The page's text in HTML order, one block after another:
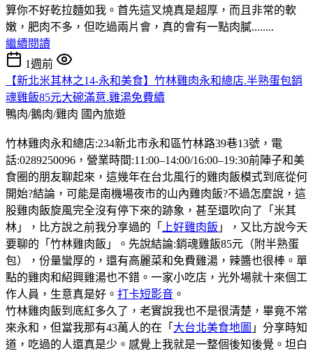
算你不好乾拉麵如我。首先這叉燒真是超厚，而且非常的軟
嫩，肥肉不多，但吃過兩片會，真的會有一點肉膩........
繼續閱讀
1週前
【新北米其林之14-永和美食】竹林雞肉永和總店.半熟蛋包銷
魂雞飯85元大碗滿意.雞湯免費續
鴨肉/鵝肉/雞肉 國內旅遊
竹林雞肉永和總店:234新北市永和區竹林路39巷13號，電
話:0289250096，營業時間:11:00–14:00/16:00–19:30前陣子和美
食圈的朋友聊起來，這幾年在台北風行的雞肉飯模式到底從何
開始?結論，可能是南機場夜市的山內雞肉飯?不過怎麼說，這
股雞肉飯旋風完全沒有停下來的跡象，甚至還吹向了「米其
林」，比方說之前我分享過的「
上好雞肉飯 」，又比方說今天
要聊的「竹林雞肉飯」。先說結論:銷魂雞飯85元（附半熟蛋
包），份量蠻厚的，還有高麗菜和免費雞湯，辣醬也很棒。單
點的雞肉和紹興雞湯也不錯。一家小吃店，光外場就十來個工
作人員，生意真是好。 打卡短影音 。
竹林雞肉飯到底紅多久了，老實說我也不是很清楚，畢竟不常
來永和，但當我那有43萬人的在「 大台北美食地圖 」分享時知
道，吃過的人還真是少。感覺上我就是一整個後知後覺。坦白